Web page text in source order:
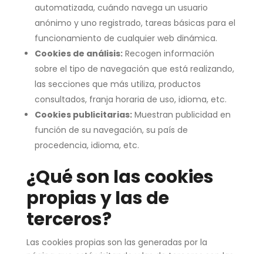
automatizada, cuándo navega un usuario
anónimo y uno registrado, tareas básicas para el
funcionamiento de cualquier web dinámica.
Cookies de análisis:Recogen información
sobre el tipo de navegación que está realizando,
las secciones que más utiliza, productos
consultados, franja horaria de uso, idioma, etc.
Cookies publicitarias:Muestran publicidad en
función de su navegación, su país de
procedencia, idioma, etc.
¿Qué son las cookies
propias y las de
terceros?
Las cookies propias son las generadas por la